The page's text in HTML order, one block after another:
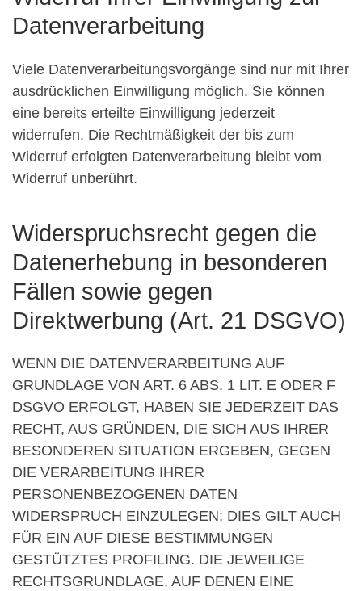
Datenverarbeitung
Viele Datenverarbeitungsvorgänge sind nur mit Ihrer
ausdrücklichen Einwilligung möglich. Sie können
eine bereits erteilte Einwilligung jederzeit
widerrufen. Die Rechtmäßigkeit der bis zum
Widerruf erfolgten Datenverarbeitung bleibt vom
Widerruf unberührt.
Widerspruchsrecht gegen die
Datenerhebung in besonderen
Fällen sowie gegen
Direktwerbung (Art. 21 DSGVO)
WENN DIE DATENVERARBEITUNG AUF
GRUNDLAGE VON ART. 6 ABS. 1 LIT. E ODER F
DSGVO ERFOLGT, HABEN SIE JEDERZEIT DAS
RECHT, AUS GRÜNDEN, DIE SICH AUS IHRER
BESONDEREN SITUATION ERGEBEN, GEGEN
DIE VERARBEITUNG IHRER
PERSONENBEZOGENEN DATEN
WIDERSPRUCH EINZULEGEN; DIES GILT AUCH
FÜR EIN AUF DIESE BESTIMMUNGEN
GESTÜTZTES PROFILING. DIE JEWEILIGE
RECHTSGRUNDLAGE, AUF DENEN EINE